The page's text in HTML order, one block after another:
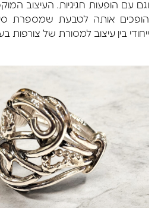
וגם עם הופעות חגיגיות. העיצוב
הופכים אותה לטבעת שמספרת
ייחודי בין עיצוב למסורת של צורפות